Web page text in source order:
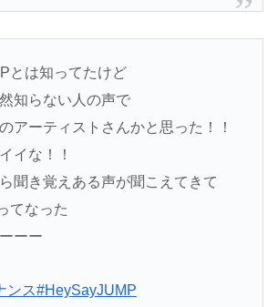
とは知ってたけど
知らない人の声で
アーティストさんかと思った！！
イな！！
聞き覚えある声が聞こえてきて
てなった
ーー
ンス#HeySayJUMP